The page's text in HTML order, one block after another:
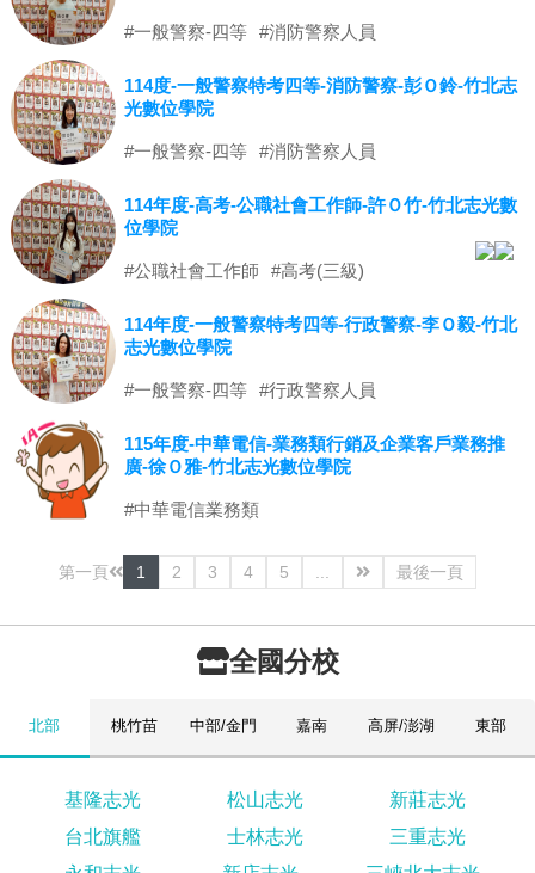
#一般警察-四等 #消防警察人員
114度-一般警察特考四等-消防警察-彭Ｏ鈴-竹北志
光數位學院
#一般警察-四等 #消防警察人員
114年度-高考-公職社會工作師-許Ｏ竹-竹北志光數
位學院
#公職社會工作師 #高考(三級)
114年度-一般警察特考四等-行政警察-李Ｏ毅-竹北
志光數位學院
#一般警察-四等 #行政警察人員
115年度-中華電信-業務類行銷及企業客戶業務推
廣-徐Ｏ雅-竹北志光數位學院
#中華電信業務類
第一頁 1 2 3 4 5 最後一頁
全國分校
北部 桃竹苗 中部/金門 嘉南 高屏/澎湖 東部
基隆志光 松山志光
新莊志光
台北旗艦
士林志光
三重志光